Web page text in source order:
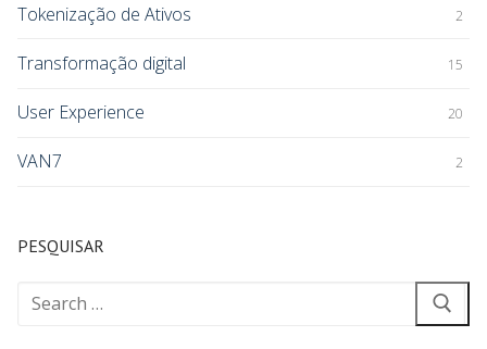
Tokenização de Ativos 2
Transformação digital 15
User Experience 20
VAN7 2
PESQUISAR